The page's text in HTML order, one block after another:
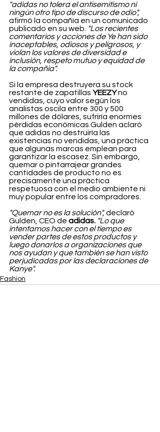
"adidas no tolera el antisemitismo ni
ningún otro tipo de discurso de odio",
afirmó la compañía en un comunicado
publicado en su web. "Los recientes
comentarios y acciones de Ye han sido
inaceptables, odiosos y peligrosos, y
violan los valores de diversidad e
inclusión, respeto mutuo y equidad de
la compañía".
Si la empresa destruyera su stock
restante de zapatillas YEEZY no
vendidas, cuyo valor según los
analistas oscila entre 300 y 500
millones de dólares, sufriría enormes
pérdidas económicas.Gulden aclaró
que adidas no destruiría las
existencias no vendidas, una práctica
que algunas marcas emplean para
garantizar la escasez. Sin embargo,
quemar o pintarrajear grandes
cantidades de producto no es
precisamente una práctica
respetuosa con el medio ambiente ni
muy popular entre los compradores.
"Quemar no es la solución", declaró
Gulden, CEO de adidas. "Lo que
intentamos hacer con el tiempo es
vender partes de estos productos y
luego donarlos a organizaciones que
nos ayudan y que también se han visto
perjudicadas por las declaraciones de
Kanye".
Fashion